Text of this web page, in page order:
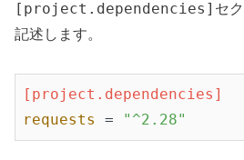
[project.dependencies] セ
記述します。
[project.dependencies]
requests
= "^2.28"